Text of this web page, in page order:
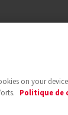
on your
Politique de